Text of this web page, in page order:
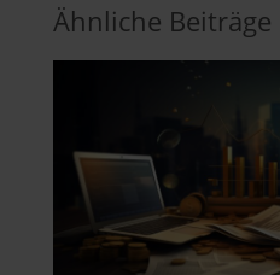
Ähnliche Beiträge